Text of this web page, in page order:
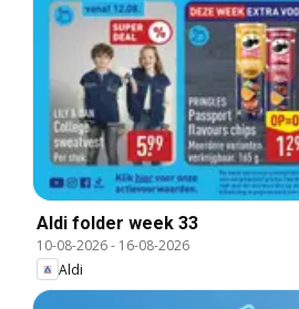
Aldi folder week 33
10-08-2026- 16-08-2026
Aldi